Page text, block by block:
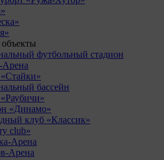
футбольный стадион
бассейн
«Динамо»
клуб «Классик»
club»
Арена
Арена